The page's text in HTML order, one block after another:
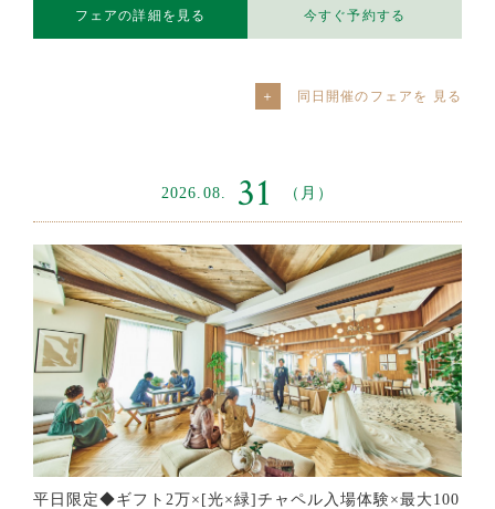
フェアの詳細を見る 今すぐ予約する
同日開催のフェアを
2026.08. 31 （月）
平日限定◆ギフト2万×[光×緑]チャペル入場体験×最大100